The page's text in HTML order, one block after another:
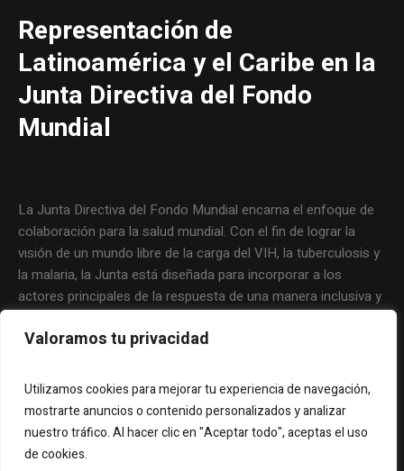
Valoramos tu privacidad
Utilizamos cookies para mejorar tu experiencia de navegación,
mostrarte anuncios o contenido personalizados y analizar
nuestro tráfico. Al hacer clic en "Aceptar todo", aceptas el uso
de cookies.
Representación de
Latinoamérica y el Caribe en la
Junta Directiva del Fondo
Mundial
La Junta Directiva del Fondo Mundial encarna el enfoque de
colaboración para la salud mundial. Con el fin de lograr la
visión de un mundo libre de la carga del VIH, la tuberculosis y
la malaria, la Junta está diseñada para incorporar a los
actores principales de la respuesta de una manera inclusiva y
cotidiano de la Junta abarcan la responsabilidad compartida y